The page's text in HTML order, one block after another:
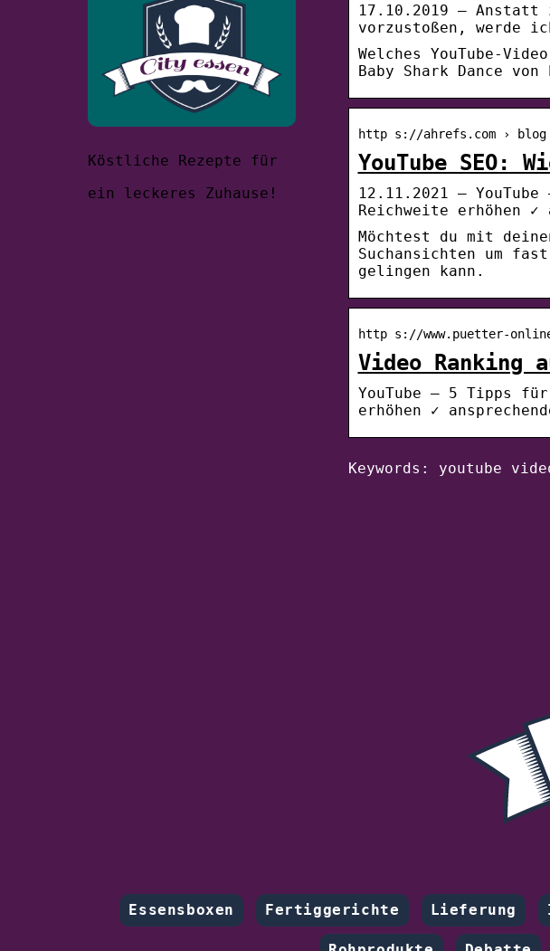
17.10.2019 —
vorzustoßen, werde
Welches YouTube-
Baby Shark Dance
http s://ahrefs.com › blog
YouTube SEO:
12.11.2021 —
Reichweite erhöhen
Möchtest du mit
Suchansichten um
gelingen kann.
http s://www.puetter-
Video Ranking
YouTube – 5 Tipps
erhöhen ✓
Keywords: youtube
Köstliche Rezepte für
ein leckeres Zuhause!
Essensboxen Fertiggerichte Lieferung